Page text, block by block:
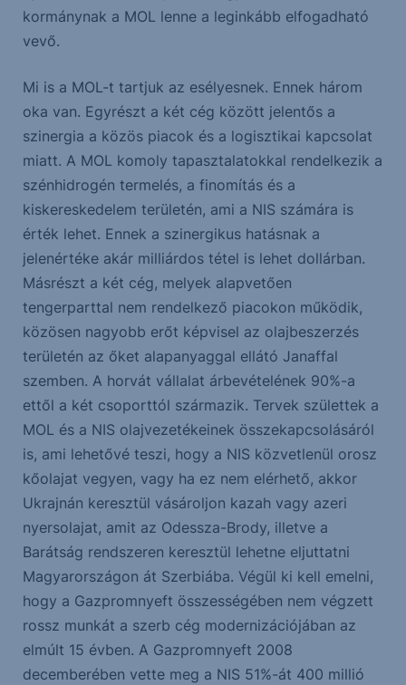
kormánynak a MOL lenne a leginkább elfogadható
vevő.
Mi is a MOL-t tartjuk az esélyesnek. Ennek három
oka van. Egyrészt a két cég között jelentős a
szinergia a közös piacok és a logisztikai kapcsolat
miatt. A MOL komoly tapasztalatokkal rendelkezik a
szénhidrogén termelés, a finomítás és a
kiskereskedelem területén, ami a NIS számára is
érték lehet. Ennek a szinergikus hatásnak a
jelenértéke akár milliárdos tétel is lehet dollárban.
Másrészt a két cég, melyek alapvetően
tengerparttal nem rendelkező piacokon működik,
közösen nagyobb erőt képvisel az olajbeszerzés
területén az őket alapanyaggal ellátó Janaffal
szemben. A horvát vállalat árbevételének 90%-a
ettől a két csoporttól származik. Tervek születtek a
MOL és a NIS olajvezetékeinek összekapcsolásáról
is, ami lehetővé teszi, hogy a NIS közvetlenül orosz
kőolajat vegyen, vagy ha ez nem elérhető, akkor
Ukrajnán keresztül vásároljon kazah vagy azeri
nyersolajat, amit az Odessza-Brody, illetve a
Barátság rendszeren keresztül lehetne eljuttatni
Magyarországon át Szerbiába. Végül ki kell emelni,
hogy a Gazpromnyeft összességében nem végzett
rossz munkát a szerb cég modernizációjában az
elmúlt 15 évben. A Gazpromnyeft 2008
decemberében vette meg a NIS 51%-át 400 millió